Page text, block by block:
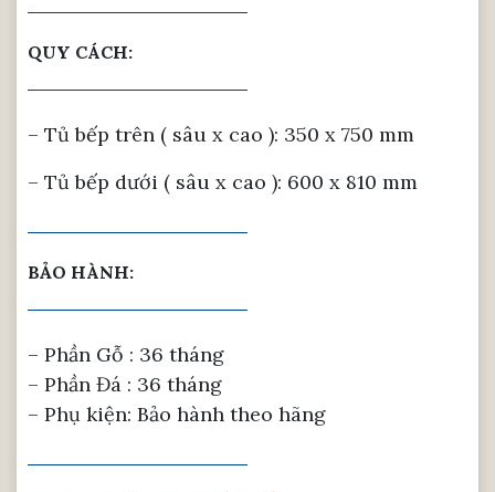
QUY CÁCH:
– Tủ bếp trên ( sâu x cao ): 350 x 750 mm
– Tủ bếp dưới ( sâu x cao ): 600 x 810 mm
BẢO HÀNH:
– Phần Gỗ : 36 tháng
– Phần Đá : 36 tháng
– Phụ kiện: Bảo hành theo hãng